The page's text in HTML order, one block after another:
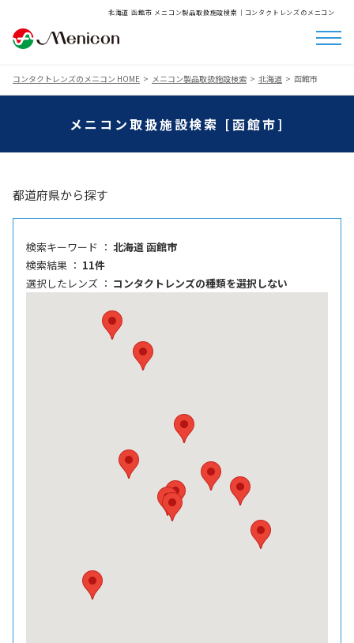
北海道 函館市 メニコン製品取扱施設検索│コンタクトレンズのメニコン
コンタクトレンズのメニコン HOME メニコン製品取扱施設検索 北海道 函館市
メニコン取扱施設検索 [函館市]
都道府県から探す
検索キーワード ： 北海道 函館市
検索結果 ： 11件
選択したレンズ ： コンタクトレンズの種類を選択しない